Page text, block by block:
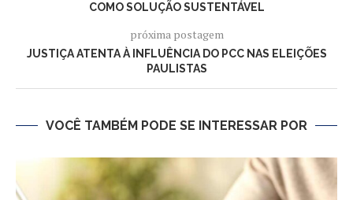
COMO SOLUÇÃO SUSTENTÁVEL
próxima postagem
JUSTIÇA ATENTA À INFLUÊNCIA DO PCC NAS ELEIÇÕES
PAULISTAS
VOCÊ TAMBÉM PODE SE INTERESSAR POR